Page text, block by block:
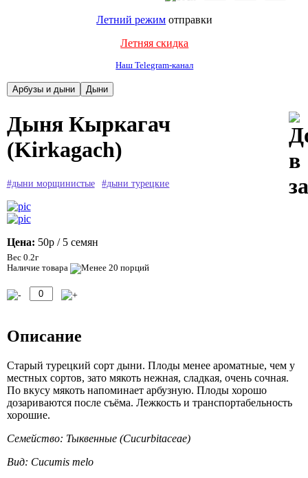
Летний режим отправки
Летняя скидка
Наш Telegram-канал
Дыня Кыркагач
(Kirkagach)
#дыни морщинистые #дыни турецкие
Цена: 50р / 5 семян
Вес 0.2г
Наличие товара
Описание
Старый турецкий сорт дыни. Плоды менее ароматные, чем у
местных сортов, зато мякоть нежная, сладкая, очень сочная.
По вкусу мякоть напоминает арбузную. Плоды хорошо
дозариваются после съёма. Лежкость и транспортабельность
хорошие.
Семейство: Тыквенные (Cucurbitaceae)
Вид: Cucumis melo